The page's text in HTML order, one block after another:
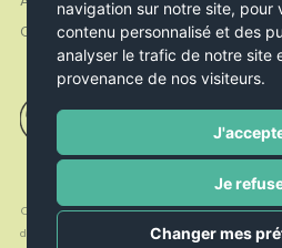
navigation sur notre site, pour
contenu personnalisé et des
analyser le trafic de notre site
provenance de nos visiteurs.
Je
Changer mes
Contact
Conditions
d’utilisation
Politique de
Cookies